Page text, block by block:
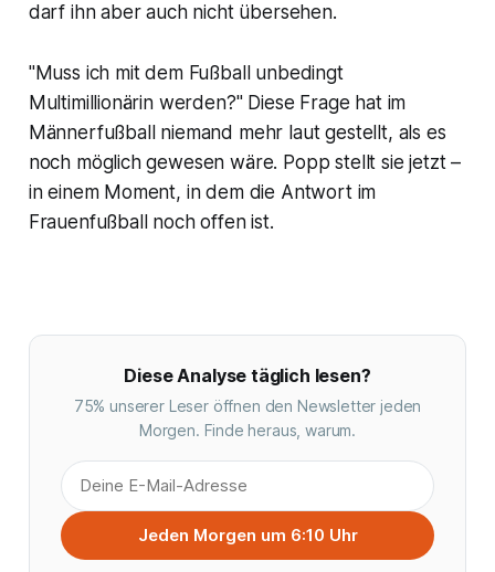
darf ihn aber auch nicht übersehen.
"Muss ich mit dem Fußball unbedingt
Multimillionärin werden?" Diese Frage hat im
Männerfußball niemand mehr laut gestellt, als es
noch möglich gewesen wäre. Popp stellt sie jetzt –
in einem Moment, in dem die Antwort im
Frauenfußball noch offen ist.
Diese Analyse täglich lesen?
75% unserer Leser öffnen den Newsletter jeden
Morgen. Finde heraus, warum.
Jeden Morgen um 6:10 Uhr